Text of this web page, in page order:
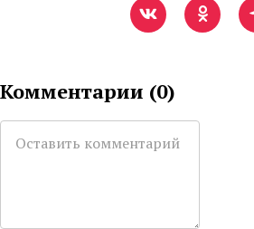
Комментарии (0)